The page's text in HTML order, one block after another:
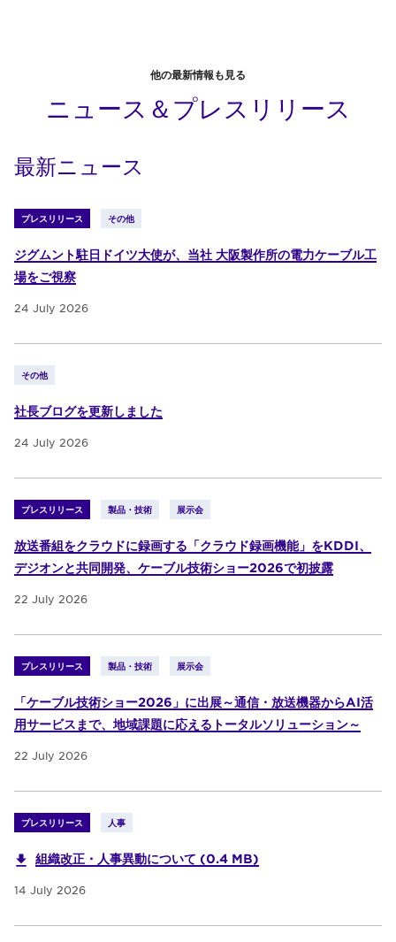
他の最新情報も見る
ニュース＆プレスリリース
最新ニュース
プレスリリース その他
ジグムント駐日ドイツ大使が、当社 大阪製作所の電力ケーブル工
場をご視察
24 July 2026
その他
社長ブログを更新しました
24 July 2026
プレスリリース 製品・技術 展示会
放送番組をクラウドに録画する「クラウド録画機能」をKDDI、
デジオンと共同開発、ケーブル技術ショー2026で初披露
22 July 2026
プレスリリース 製品・技術 展示会
「ケーブル技術ショー2026」に出展～通信・放送機器からAI活
用サービスまで、地域課題に応えるトータルソリューション～
22 July 2026
プレスリリース 人事
組織改正・人事異動について (0.4 MB)
14 July 2026